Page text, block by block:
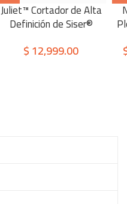
Juliet™ Cortador de Alta
Definición de Siser®
$12,999.00